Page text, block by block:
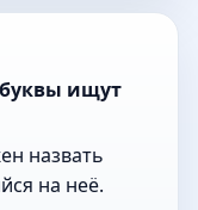
ищут
назвать
на неё.